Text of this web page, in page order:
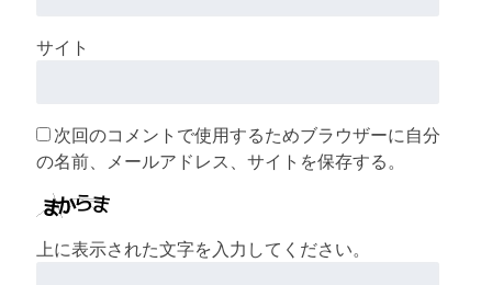
サイト
次回のコメントで使用するためブラウザーに自分
の名前、メールアドレス、サイトを保存する。
上に表示された文字を入力してください。